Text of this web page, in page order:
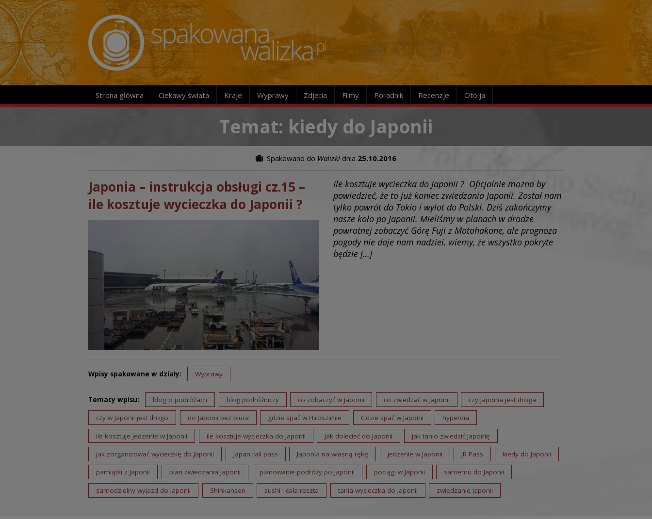
Strona główna Ciekawy świata Kraje Wyprawy Zdjęcia Filmy Poradnik Recenzje Oto ja
Temat: kiedy do Japonii
Spakowano do Walizki dnia 25.10.2016
Japonia – instrukcja obsługi cz.15 –
ile kosztuje wycieczka do Japonii ?
Ile kosztuje wycieczka do Japonii ? Oficjalnie można by
powiedzieć, że to już koniec zwiedzania Japonii. Został nam
tylko powrót do Tokio i wylot do Polski. Dziś zakończymy
nasze koło po Japonii. Mieliśmy w planach w drodze
powrotnej zobaczyć Górę Fuji z Motohakone, ale prognoza
pogody nie daje nam nadziei, wiemy, że wszystko pokryte
będzie […]
Wpisy spakowane w działy: Wyprawy
Tematy wpisu: blog o podróżach blog podróżniczy co zobaczyć w Japonii co zwiedzać w Japonii czy Japonia jest droga
czy w Japonii jest drogo do Japonii bez biura gdzie spać w Hiroszimie Gdzie spać w Japonii hyperdia
ile kosztuje jedzenie w Japonii ile kosztuje wycieczka do Japonii jak dolecieć do Japonii jak tanio zwiedzić Japonię
jak zorganizować wycieczkę do Japonii Japan rail pass Japonia na własną rękę jedzenie w Japonii JR Pass kiedy do Japonii
pamiątki z Japonii plan zwiedzania Japonii planowanie podróży po Japonii pociągi w Japonii samemu do Japonii
samodzielny wyjazd do Japonii Shinkansen sushi i cała reszta tania wycieczka do Japonii zwiedzanie Japonii